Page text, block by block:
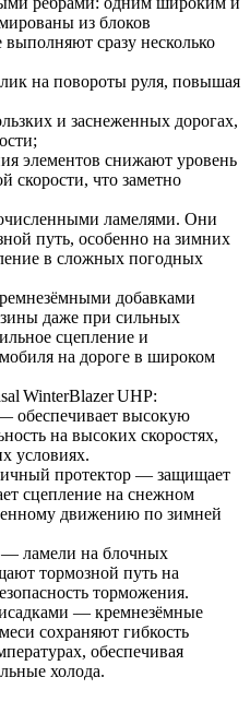
из блоков
сразу несколько
на повороты руля, повышая
и заснеженных дорогах,
элементов снижают уровень
что заметно
ламелями. Они
путь, особенно на зимних
в сложных погодных
добавками
даже при сильных
сцепление и
на дороге в широком
WinterBlazer UHP:
обеспечивает высокую
на высоких скоростях,
условиях.
протектор — защищает
сцепление на снежном
движению по зимней
ламели на блочных
тормозной путь на
торможения.
— кремнезёмные
сохраняют гибкость
обеспечивая
холода.